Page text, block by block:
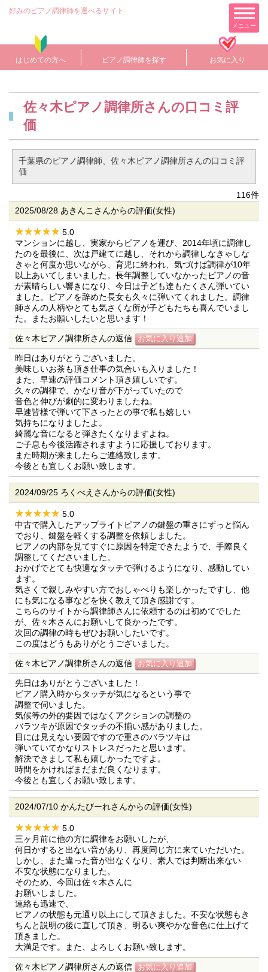
好みのピアノ調律師を選べるサイト
メニュー
はじめての方へ ピアノ調律師を探す お気に入り
佐々木ピアノ調律所さんの口コミ評
価
千葉県のピアノ調律師、佐々木ピアノ調律所さんの口コミ評
価
116件
2025/08/28 あきんこさんからの評価(女性)
5.0
マンションに越し、実家からピアノを運び、2014年頃に調律し
たのを最後に、次は戸建てに越し、それから調律しなきゃしな
きゃと何度か思いながら、育児に終われ、気づけば調律が10年
以上あいてしまいました。長年調整していなかったピアノの音
が素晴らしい響きになり、今日は子ども達もたくさん弾いてい
ました。ピアノを辞めた長女も久々に弾いてくれました。調律
師さんの人柄やとても気さくな所が子どもたちも喜んでいまし
た。またお願いしたいと思います！
佐々木ピアノ調律所さんの返信
昨日はありがとうございました。
美味しいお茶も頂き仕事の気合いも入りました！
また、早速の評価コメント頂き嬉しいです。
久々の調律で、かなり音が下がっていたので
音色と伸びが劇的に変わりましたね。
早速皆様で弾いて下さったとの事で私も嬉しい
気持ちになりましたよ。
綺麗な音になると弾きたくなりますよね。
ご子息も今後活躍されますように応援しております。
また時期が来ましたらご連絡致します。
今後とも宜しくお願い致します。
2024/09/25 ろくべえさんからの評価(女性)
5.0
中古で購入したアップライトピアノの鍵盤の重さにずっと悩ん
でおり、鍵盤を軽くする調整を依頼しました。
ピアノの内部を見てすぐに原因を特定できたようで、手際良く
調整してくださいました。
おかげでとても快適なタッチで弾けるようになり、感動してい
ます。
気さくで親しみやすい方でおしゃべりも楽しかったですし、他
にも気になる事などを快く教えて頂き感謝です。
こちらのサイトから調律師さんに依頼するのは初めてでした
が、佐々木さんにお願いして良かったです。
次回の調律の時もぜひお願いしたいです。
この度はどうもありがとうございました。
佐々木ピアノ調律所さんの返信
先日はありがとうございました！
ピアノ購入時からタッチが気になるという事で
調整で伺いました。
気候等の外的要因ではなくアクションの調整の
バラツキが原因でタッチの不揃い感がありました。
目には見えない要因ですので重さのバラツキは
弾いていてかなりストレスだったと思います。
解決できまして私も嬉しかったですよ。
時間をかければまだまだ良くなります。
今後とも宜しくお願い致します。
2024/07/10 かんたびーれさんからの評価(女性)
5.0
三ヶ月前に他の方に調律をお願いしたが、
何日かすると出ない音があり、再度同じ方に来ていただいた。
しかし、また違った音が出なくなり、素人では判断出来ない
不安な状態になりました。
そのため、今回は佐々木さんに
お願いしました。
連絡も迅速で、
ピアノの状態も元通り以上にして頂きました。不安な状態もき
ちんと説明の後に直して頂き、明るい爽やかな音色に仕上げて
頂きました。
大満足です。また、よろしくお願い致します。
佐々木ピアノ調律所さんの返信